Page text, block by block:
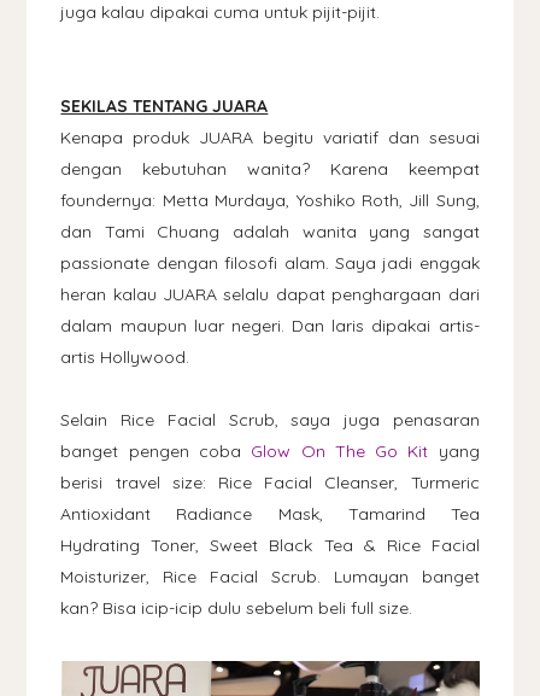
juga kalau dipakai cuma untuk pijit-pijit.
SEKILAS TENTANG JUARA
Kenapa produk JUARA begitu variatif dan sesuai
dengan kebutuhan wanita? Karena keempat
foundernya: Metta Murdaya, Yoshiko Roth, Jill Sung,
dan Tami Chuang adalah wanita yang sangat
passionate dengan filosofi alam. Saya jadi enggak
heran kalau JUARA selalu dapat penghargaan dari
dalam maupun luar negeri. Dan laris dipakai artis-
artis Hollywood.
Selain Rice Facial Scrub, saya juga penasaran
banget pengen coba Glow On The Go Kit yang
berisi travel size: Rice Facial Cleanser, Turmeric
Antioxidant Radiance Mask, Tamarind Tea
Hydrating Toner, Sweet Black Tea & Rice Facial
Moisturizer, Rice Facial Scrub. Lumayan banget
kan? Bisa icip-icip dulu sebelum beli full size.